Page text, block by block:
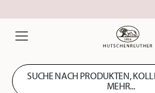
Summer SALE! Sichern
SUCHE NACH PRODUKTEN,
MEHR...